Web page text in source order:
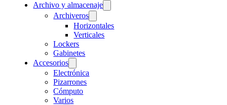
Archivo y almacenaje
Archiveros
Horizontales
Verticales
Lockers
Gabinetes
Accesorios
Electrónica
Pizarrones
Cómputo
Varios